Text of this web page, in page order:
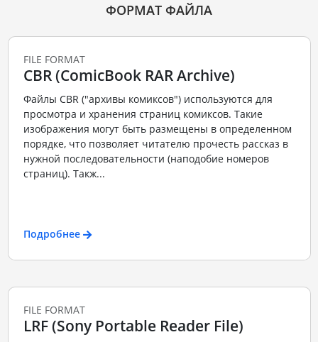
ФОРМАТ ФАЙЛА
FILE FORMAT
CBR (ComicBook RAR Archive)
Файлы CBR ("архивы комиксов") используются для
просмотра и хранения страниц комиксов. Такие
изображения могут быть размещены в определенном
порядке, что позволяет читателю прочесть рассказ в
нужной последовательности (наподобие номеров
страниц). Такж...
Подробнее
FILE FORMAT
LRF (Sony Portable Reader File)